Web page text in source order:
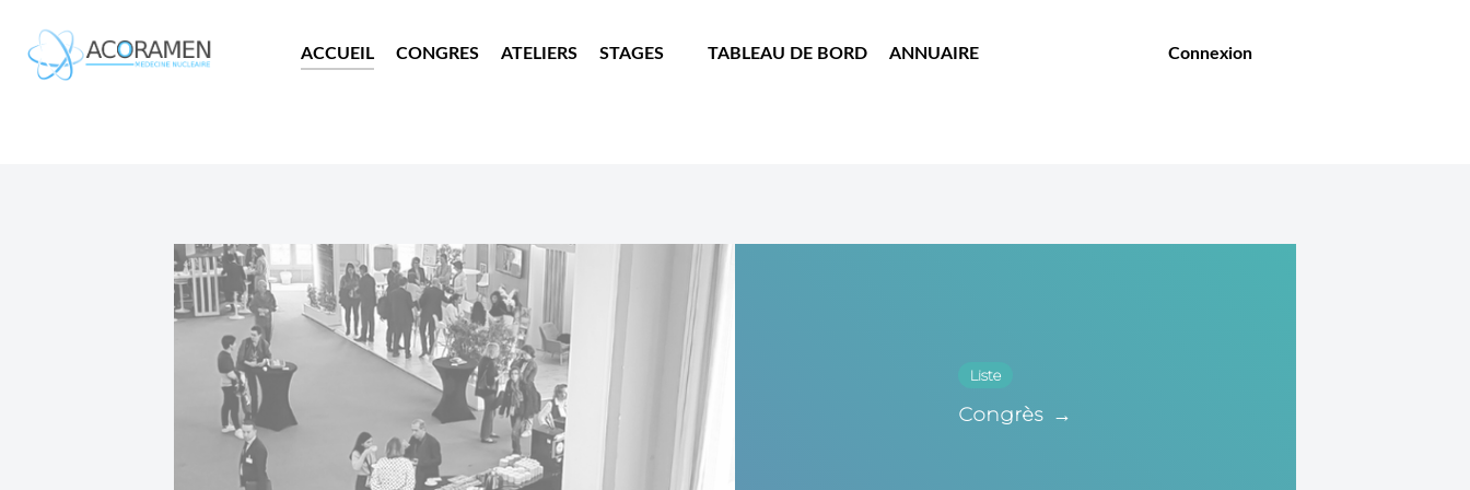
ACCUEIL CONGRES ATELIERS STAGES TABLEAU DE BORD ANNUAIRE Connexion
Liste
Congrès →